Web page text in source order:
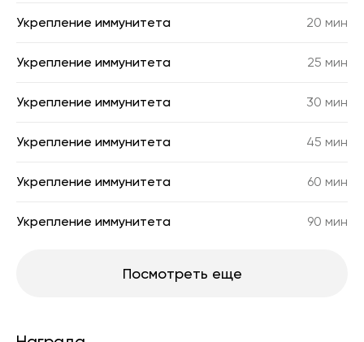
Укрепление иммунитета 20 мин
Укрепление иммунитета 25 мин
Укрепление иммунитета 30 мин
Укрепление иммунитета 45 мин
Укрепление иммунитета 60 мин
Укрепление иммунитета 90 мин
Посмотреть еще